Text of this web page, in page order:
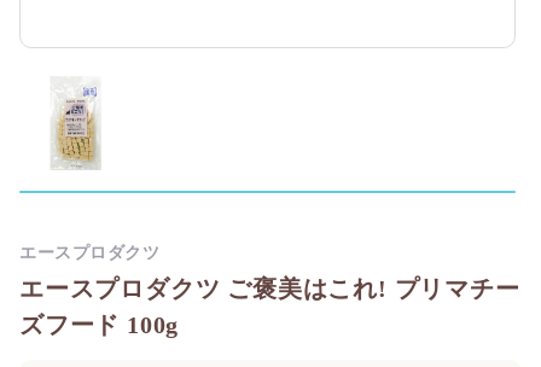
エースプロダクツ ご褒美はこれ! プリマチー
ズフード 100g
エースプロダクツ